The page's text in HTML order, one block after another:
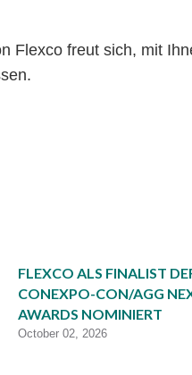
Flexco freut sich, mit
FLEXCO ALS FINALIST
CONEXPO-CON/AGG
AWARDS NOMINIERT
October 02, 2026